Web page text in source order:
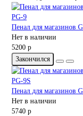
Пенал для магазинов
Нет в наличии
5200 р
Закончился
Пенал для магазинов
Нет в наличии
5740 р